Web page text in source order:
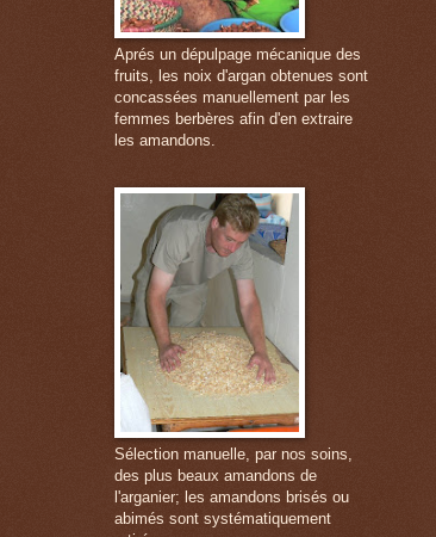
Aprés un dépulpage mécanique des
fruits, les noix d'argan obtenues sont
concassées manuellement par les
femmes berbères afin d'en extraire
les amandons.
Sélection manuelle, par nos soins,
des plus beaux amandons de
l'arganier; les amandons brisés ou
abimés sont systématiquement